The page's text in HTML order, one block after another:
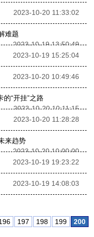
2023-10-20 11:33:02
难题
2023-10-19 13:50:49
2023-10-19 15:25:04
2023-10-20 10:49:46
“开挂”之路
2023-10-20 10:11:15
2023-10-20 11:28:28
来趋势
2023-10-20 10:00:00
2023-10-19 19:23:22
2023-10-19 14:08:03
197 198 199 200